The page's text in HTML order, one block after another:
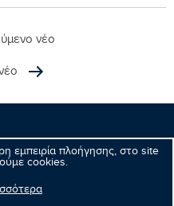
εμπειρία πλοήγησης, στο site
cookies.
νέο